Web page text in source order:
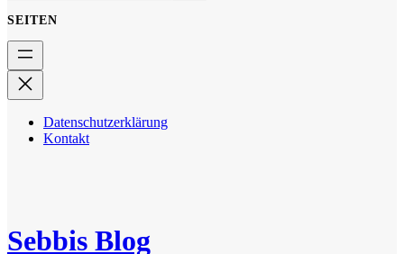
SEITEN
Datenschutzerklärung
Kontakt
Sebbis Blog